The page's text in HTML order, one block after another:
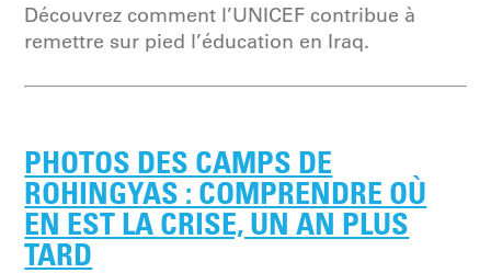
Découvrez comment l’UNICEF contribue à
remettre sur pied l’éducation en Iraq.
PHOTOS DES CAMPS DE
ROHINGYAS : COMPRENDRE OÙ
EN EST LA CRISE, UN AN PLUS
TARD